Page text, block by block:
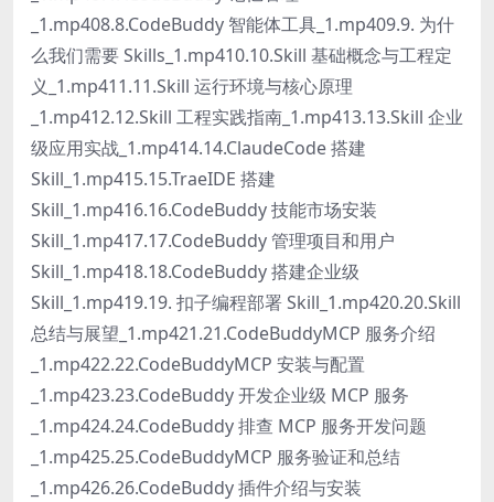
_1.mp408.8.CodeBuddy 智能体工具_1.mp409.9. 为什
么我们需要 Skills_1.mp410.10.Skill 基础概念与工程定
义_1.mp411.11.Skill 运行环境与核心原理
_1.mp412.12.Skill 工程实践指南_1.mp413.13.Skill 企业
级应用实战_1.mp414.14.ClaudeCode 搭建
Skill_1.mp415.15.TraeIDE 搭建
Skill_1.mp416.16.CodeBuddy 技能市场安装
Skill_1.mp417.17.CodeBuddy 管理项目和用户
Skill_1.mp418.18.CodeBuddy 搭建企业级
Skill_1.mp419.19. 扣子编程部署 Skill_1.mp420.20.Skill
总结与展望_1.mp421.21.CodeBuddyMCP 服务介绍
_1.mp422.22.CodeBuddyMCP 安装与配置
_1.mp423.23.CodeBuddy 开发企业级 MCP 服务
_1.mp424.24.CodeBuddy 排查 MCP 服务开发问题
_1.mp425.25.CodeBuddyMCP 服务验证和总结
_1.mp426.26.CodeBuddy 插件介绍与安装